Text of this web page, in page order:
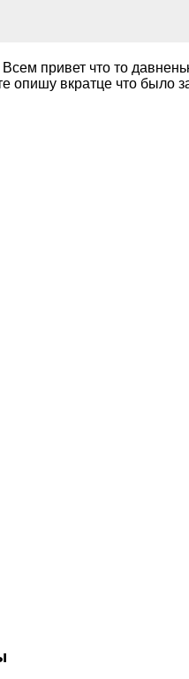
привет что то
опишу вкратце что было